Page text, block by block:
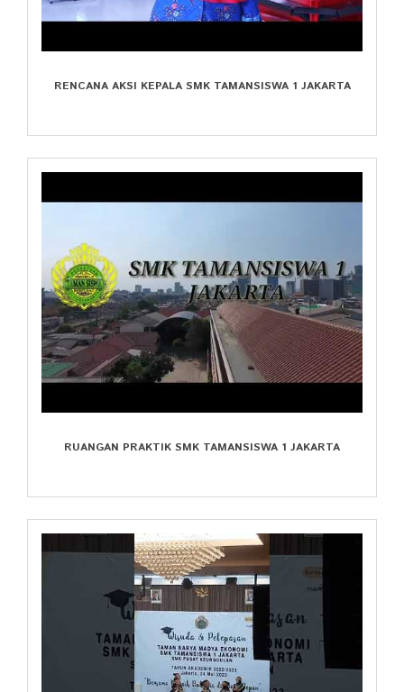
RENCANA AKSI KEPALA SMK TAMANSISWA 1 JAKARTA
RUANGAN PRAKTIK SMK TAMANSISWA 1 JAKARTA